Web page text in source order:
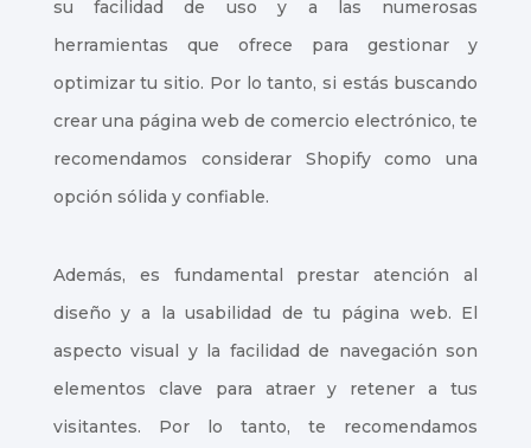
su facilidad de uso y a las numerosas
herramientas que ofrece para gestionar y
optimizar tu sitio. Por lo tanto, si estás buscando
crear una página web de comercio electrónico, te
recomendamos considerar Shopify como una
opción sólida y confiable.
Además, es fundamental prestar atención al
diseño y a la usabilidad de tu página web. El
aspecto visual y la facilidad de navegación son
elementos clave para atraer y retener a tus
visitantes. Por lo tanto, te recomendamos